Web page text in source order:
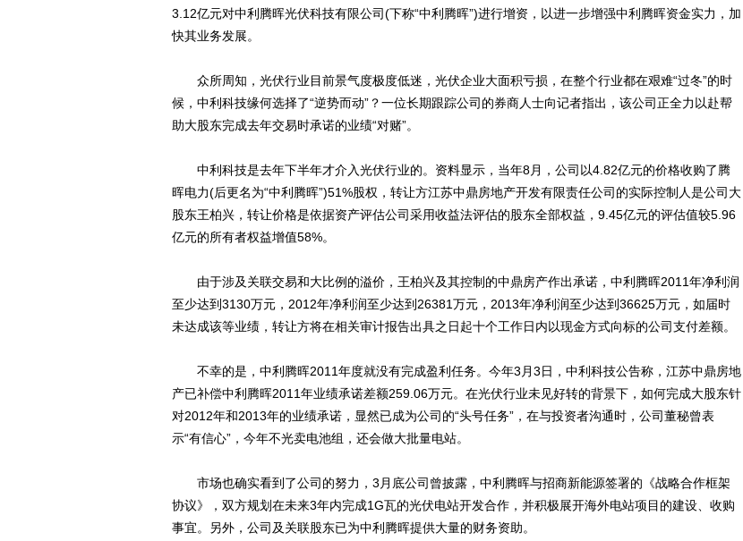
3.12亿元对中利腾晖光伏科技有限公司(下称“中利腾晖”)进行增资，以进一步增强中利腾晖资金实力，加
快其业务发展。
众所周知，光伏行业目前景气度极度低迷，光伏企业大面积亏损，在整个行业都在艰难“过冬”的时
候，中利科技缘何选择了“逆势而动”？一位长期跟踪公司的券商人士向记者指出，该公司正全力以赴帮
助大股东完成去年交易时承诺的业绩“对赌”。
中利科技是去年下半年才介入光伏行业的。资料显示，当年8月，公司以4.82亿元的价格收购了腾
晖电力(后更名为“中利腾晖”)51%股权，转让方江苏中鼎房地产开发有限责任公司的实际控制人是公司大
股东王柏兴，转让价格是依据资产评估公司采用收益法评估的股东全部权益，9.45亿元的评估值较5.96
亿元的所有者权益增值58%。
由于涉及关联交易和大比例的溢价，王柏兴及其控制的中鼎房产作出承诺，中利腾晖2011年净利润
至少达到3130万元，2012年净利润至少达到26381万元，2013年净利润至少达到36625万元，如届时
未达成该等业绩，转让方将在相关审计报告出具之日起十个工作日内以现金方式向标的公司支付差额。
不幸的是，中利腾晖2011年度就没有完成盈利任务。今年3月3日，中利科技公告称，江苏中鼎房地
产已补偿中利腾晖2011年业绩承诺差额259.06万元。在光伏行业未见好转的背景下，如何完成大股东针
对2012年和2013年的业绩承诺，显然已成为公司的“头号任务”，在与投资者沟通时，公司董秘曾表
示“有信心”，今年不光卖电池组，还会做大批量电站。
市场也确实看到了公司的努力，3月底公司曾披露，中利腾晖与招商新能源签署的《战略合作框架
协议》，双方规划在未来3年内完成1G瓦的光伏电站开发合作，并积极展开海外电站项目的建设、收购
事宜。另外，公司及关联股东已为中利腾晖提供大量的财务资助。